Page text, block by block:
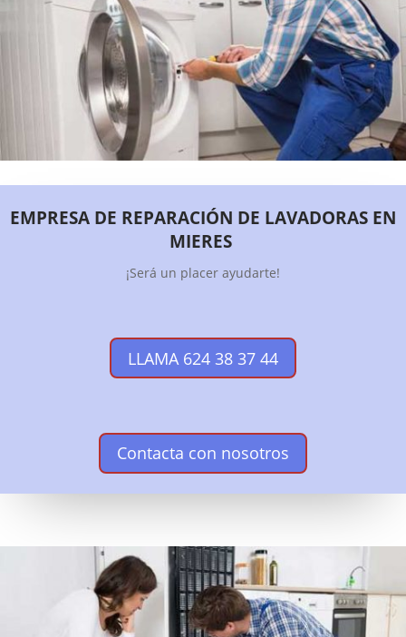
EMPRESA DE REPARACIÓN DE LAVADORAS EN
MIERES
¡Será un placer ayudarte!
LLAMA 624 38 37 44
Contacta con nosotros